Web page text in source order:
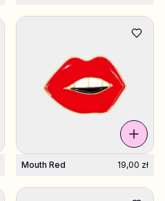
Mouth Red 19,00 zł